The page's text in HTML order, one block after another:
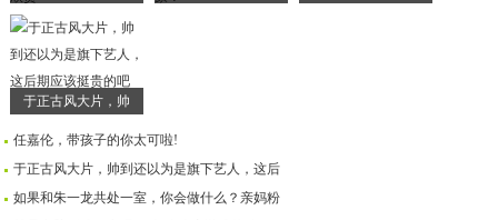
于正古风大片，帅
任嘉伦，带孩子的你太可啦!
于正古风大片，帅到还以为是旗下艺人，这后
如果和朱一龙共处一室，你会做什么？亲妈粉